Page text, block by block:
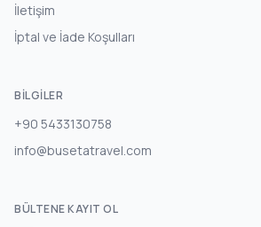
İletişim
İptal ve İade Koşulları
BILGILER
+90 5433130758
info@busetatravel.com
BÜLTENE KAYIT OL